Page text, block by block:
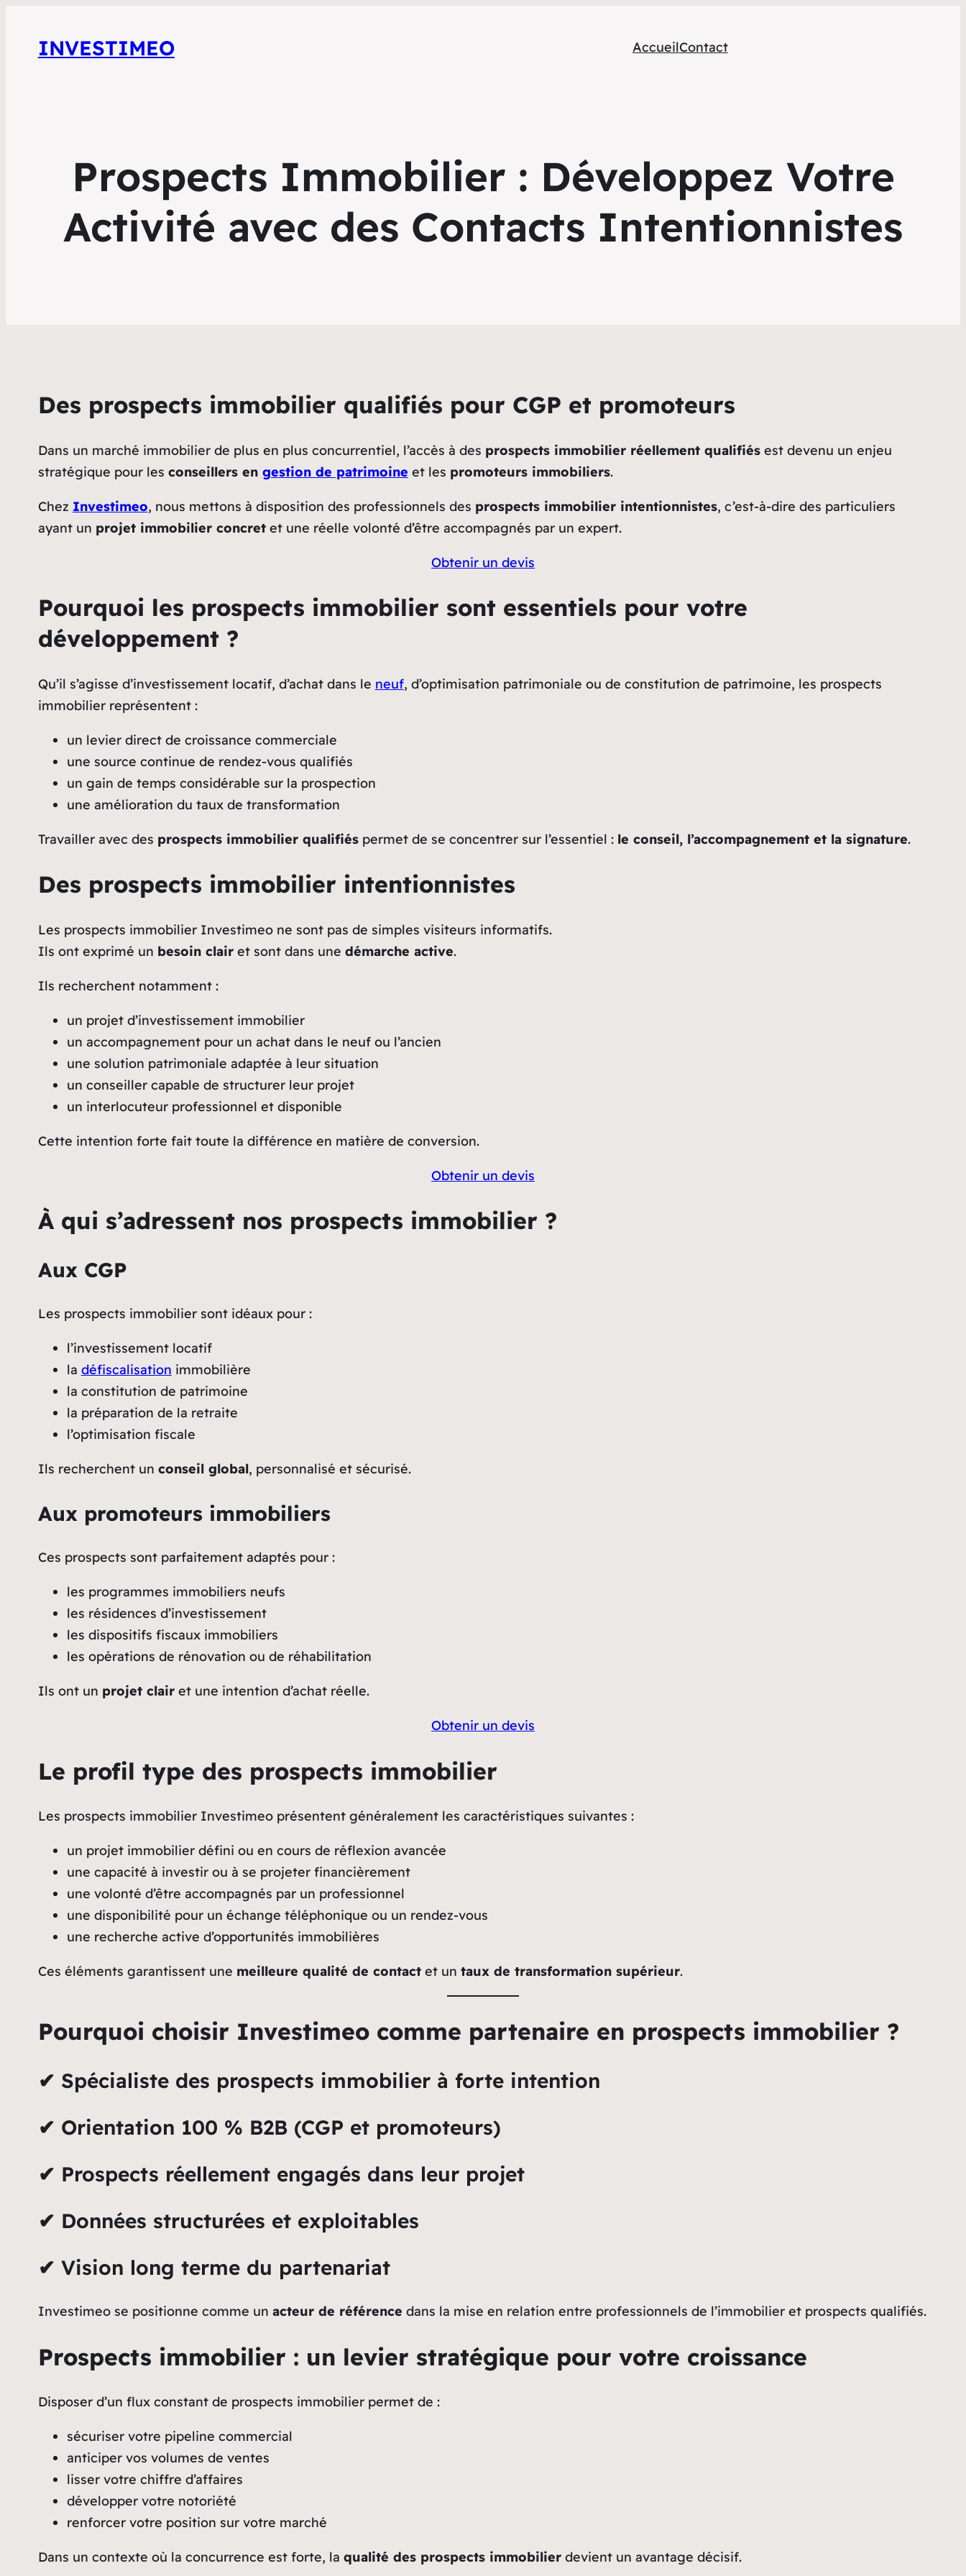
INVESTIMEO AccueilContact
Prospects Immobilier : Développez Votre
Activité avec des Contacts Intentionnistes
Des prospects immobilier qualifiés pour CGP et promoteurs
Dans un marché immobilier de plus en plus concurrentiel, l’accès à des prospects immobilier réellement qualifiésest devenu un enjeu
stratégique pour les conseillers en gestion de patrimoine et les promoteurs immobiliers.
Chez Investimeo, nous mettons à disposition des professionnels des prospects immobilier intentionnistes, c’est-à-dire des particuliers
ayant un projet immobilier concretet une réelle volonté d’être accompagnés par un expert.
Obtenir un devis
Pourquoi les prospects immobilier sont essentiels pour votre
développement ?
Qu’il s’agisse d’investissement locatif, d’achat dans le neuf, d’optimisation patrimoniale ou de constitution de patrimoine, les prospects
immobilier représentent :
un levier direct de croissance commerciale
une source continue de rendez-vous qualifiés
un gain de temps considérable sur la prospection
une amélioration du taux de transformation
Travailler avec des prospects immobilier qualifiéspermet de se concentrer sur l’essentiel : le conseil, l’accompagnement et la signature.
Des prospects immobilier intentionnistes
Les prospects immobilier Investimeo ne sont pas de simples visiteurs informatifs.
Ils ont exprimé un besoin clairet sont dans une démarche active.
Ils recherchent notamment :
un projet d’investissement immobilier
un accompagnement pour un achat dans le neuf ou l’ancien
une solution patrimoniale adaptée à leur situation
un conseiller capable de structurer leur projet
un interlocuteur professionnel et disponible
Cette intention forte fait toute la différence en matière de conversion.
Obtenir un devis
À qui s’adressent nos prospects immobilier ?
Aux CGP
Les prospects immobilier sont idéaux pour :
l’investissement locatif
la défiscalisation immobilière
la constitution de patrimoine
la préparation de la retraite
l’optimisation fiscale
Ils recherchent un conseil global, personnalisé et sécurisé.
Aux promoteurs immobiliers
Ces prospects sont parfaitement adaptés pour :
les programmes immobiliers neufs
les résidences d’investissement
les dispositifs fiscaux immobiliers
les opérations de rénovation ou de réhabilitation
Ils ont un projet clairet une intention d’achat réelle.
Obtenir un devis
Le profil type des prospects immobilier
Les prospects immobilier Investimeo présentent généralement les caractéristiques suivantes :
un projet immobilier défini ou en cours de réflexion avancée
une capacité à investir ou à se projeter financièrement
une volonté d’être accompagnés par un professionnel
une disponibilité pour un échange téléphonique ou un rendez-vous
une recherche active d’opportunités immobilières
Ces éléments garantissent une meilleure qualité de contactet un taux de transformation supérieur.
Pourquoi choisir Investimeo comme partenaire en prospects immobilier ?
✔ Spécialiste des prospects immobilier à forte intention
✔ Orientation 100 % B2B (CGP et promoteurs)
✔ Prospects réellement engagés dans leur projet
✔ Données structurées et exploitables
✔ Vision long terme du partenariat
Investimeo se positionne comme un acteur de référence dans la mise en relation entre professionnels de l’immobilier et prospects qualifiés.
Prospects immobilier : un levier stratégique pour votre croissance
Disposer d’un flux constant de prospects immobilier permet de :
sécuriser votre pipeline commercial
anticiper vos volumes de ventes
lisser votre chiffre d’affaires
développer votre notoriété
renforcer votre position sur votre marché
Dans un contexte où la concurrence est forte, la qualité des prospects immobilierdevient un avantage décisif.